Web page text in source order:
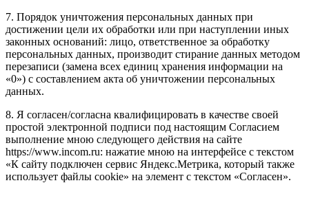
7. Порядок уничтожения персональных данных при
достижении цели их обработки или при наступлении иных
законных оснований: лицо, ответственное за обработку
персональных данных, производит стирание данных методом
перезаписи (замена всех единиц хранения информации на
«0») с составлением акта об уничтожении персональных
данных.
8. Я согласен/согласна квалифицировать в качестве своей
простой электронной подписи под настоящим Согласием
выполнение мною следующего действия на сайте
https://www.incom.ru: нажатие мною на интерфейсе с текстом
«К сайту подключен сервис Яндекс.Метрика, который также
использует файлы cookie» на элемент с текстом «Согласен».